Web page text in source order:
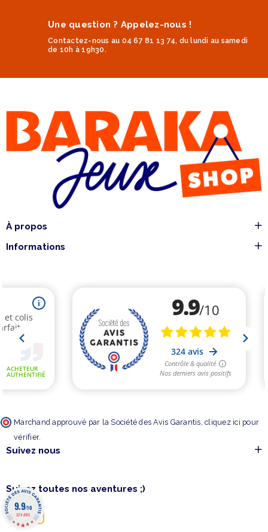
Une question ? Appelez-nous !
Contactez-nous au 04 67 81 13 74, du lundi au samedi
de 10h à 19h30.
À propos
Informations
Marchand approuvé par la Société des Avis Garantis, cliquez ici pour
vérifier.
Suivez nous
Suivez toutes nos aventures ;)
9.9/10
324 AVIS